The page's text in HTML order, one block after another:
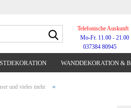
Suche...Telefonische Auskunft
Mo-Fr. 11.00 - 21.00
037384 80945
WANDDEKORATION &
und vieles mehr »